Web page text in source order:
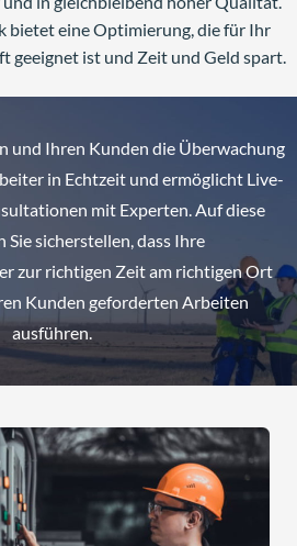
bietet eine Optimierung, die für Ihr
geeignet ist und Zeit und Geld spart.
und Ihren Kunden die Überwachung
in Echtzeit und ermöglicht Live-
mit Experten. Auf diese
Sie sicherstellen, dass Ihre
zur richtigen Zeit am richtigen Ort
Kunden geforderten Arbeiten
ausführen.